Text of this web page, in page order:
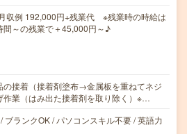
例 192,000円+残業代 ※残業時の時給は
間～の残業で＋45,000円～♪
の接着（接着剤塗布→金属板を重ねてネジ
作業（はみ出た接着剤を取り除く）※…
ブランクOK / パソコンスキル不要 / 英語力